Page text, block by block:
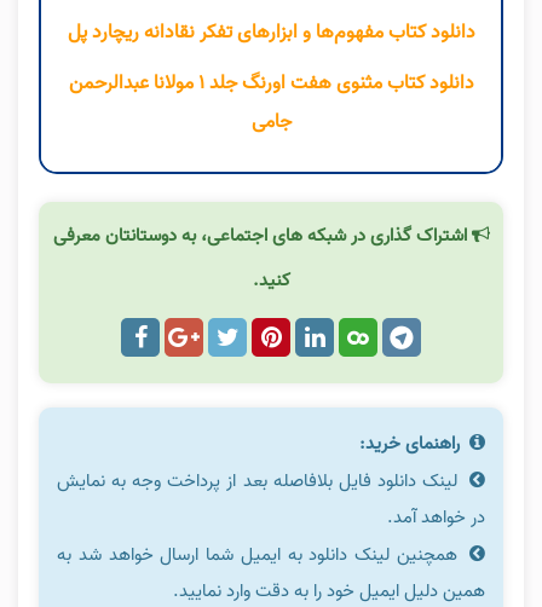
دانلود کتاب مفهوم‌ها و ابزارهای تفکر نقادانه ریچارد پل
دانلود کتاب مثنوی هفت اورنگ جلد ۱ مولانا عبدالرحمن
جامی
اشتراک گذاری در شبکه های اجتماعی، به دوستانتان معرفی
کنید.
راهنمای خرید:
لینک دانلود فایل بلافاصله بعد از پرداخت وجه به نمایش
در خواهد آمد.
همچنین لینک دانلود به ایمیل شما ارسال خواهد شد به
همین دلیل ایمیل خود را به دقت وارد نمایید.